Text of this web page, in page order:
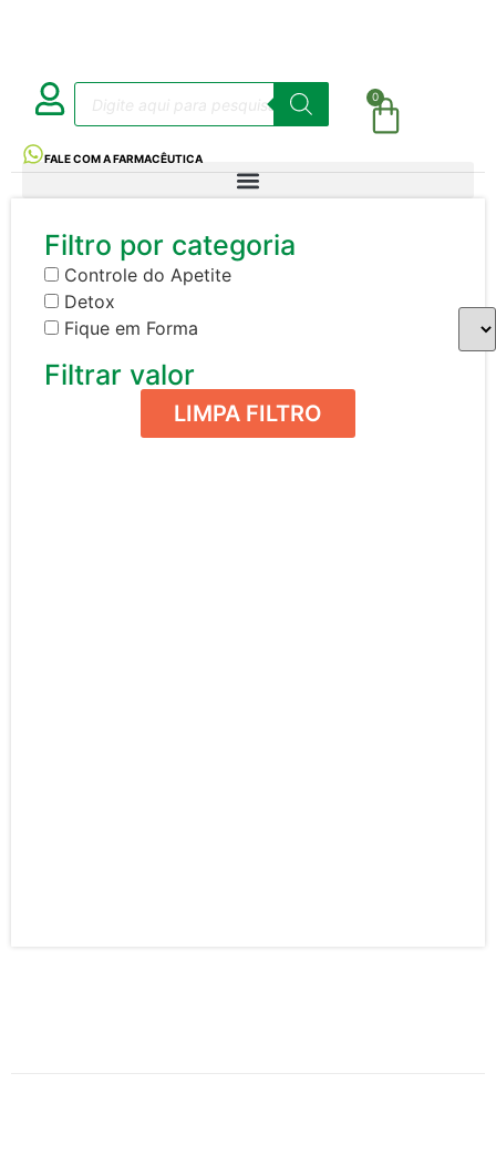
0
FALE COM A FARMACÊUTICA
Filtro por categoria
Controle do Apetite
Detox
Fique em Forma
Filtrar valor
LIMPA FILTRO